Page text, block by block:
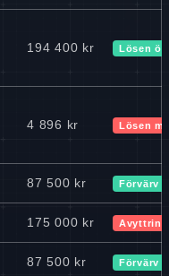
194 400 kr Lösen
4 896 kr Lösen
87 500 kr Förvärv
175 000 kr Avyttring
87 500 kr Förvärv